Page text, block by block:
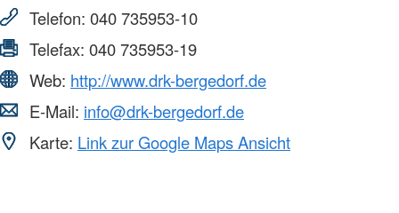
Telefon: 040 735953-10
Telefax: 040 735953-19
Web: http://www.drk-bergedorf.de
E-Mail: info@drk-bergedorf.de
Karte: Link zur Google Maps Ansicht